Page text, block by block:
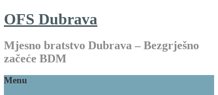
OFS Dubrava
Mjesno bratstvo Dubrava – Bezgrješno
začeće BDM
Menu